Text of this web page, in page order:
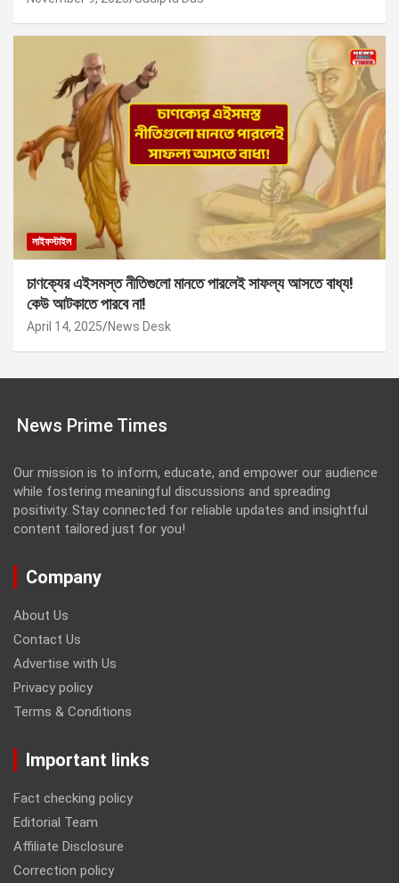
লাইফস্টাইল
চাণক্যের এইসমস্ত নীতিগুলো মানতে পারলেই সাফল্য আসতে বাধ্য!
কেউ আটকাতে পারবে না!
April 14, 2025 News Desk
News Prime Times
Our mission is to inform, educate, and empower our audience
while fostering meaningful discussions and spreading
positivity. Stay connected for reliable updates and insightful
content tailored just for you!
Company
About Us
Contact Us
Advertise with Us
Privacy policy
Terms & Conditions
Important links
Fact checking policy
Editorial Team
Affiliate Disclosure
Correction policy